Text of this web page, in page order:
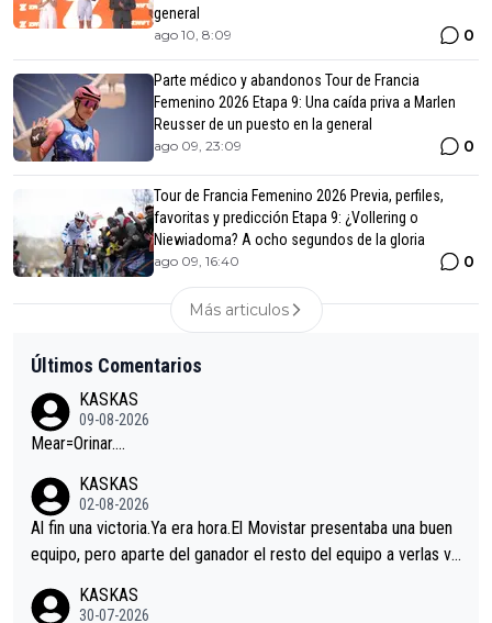
general
ago 10, 8:09 0
Parte médico y abandonos Tour de Francia
Femenino 2026 Etapa 9: Una caída priva a Marlen
Reusser de un puesto en la general
ago 09, 23:09 0
Tour de Francia Femenino 2026 Previa, perfiles,
favoritas y predicción Etapa 9: ¿Vollering o
Niewiadoma? A ocho segundos de la gloria
ago 09, 16:40 0
Más articulos
Últimos Comentarios
KASKAS
09-08-2026
Mear=Orinar….
KASKAS
02-08-2026
Al fin una victoria.Ya era hora.El Movistar presentaba una buen
equipo, pero aparte del ganador el resto del equipo a verlas ve
s.La única buena noticia es la mejoría de Enric Más en San Seb
KASKAS
30-07-2026